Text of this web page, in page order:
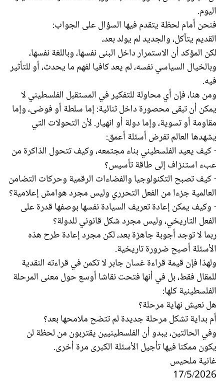
اليوم.
فنحن أمام لحظة يتقدم فيها السؤال على الجواب:
القديم يتآكل، والجديد لم يولد بعد،
لكن المؤكد أن الاستمرار داخل البنى نفسها، وباللغة نفسها،
وبالخيال السياسي نفسه، لم يعد كافيا لفهم ما يحدث، أو للتأثير
فيه.
ومن هنا، فإن أي محاولة للتفكير في المستقبل الفلسطيني لا
يمكن أن تبقى محصورة داخل ثنائية: إما سلطة أو فوضى، وإما
مقاومة أو تسوية، وإما دولة أو انهيار. لأن التحولات التي
يشهدها العالم تفرض أسئلة أعمق:
· كيف يعيد الفلسطيني بناء مجتمعه، وكيف تتحول الذاكرة من
عبء استنزاف إلى طاقة تأسيس؟
· كيف تصبح التكنولوجيا والفضاءات الرقمية وحركات التضامن
العالمية جزءا من الفعل التحرري وليس مجرد هوامش إعلامية؟
· وكيف يمكن إعادة تعريف السيادة نفسها بوصفها قدرة على
الفعل التاريخي، وليس مجرد شكل قانوني للدولة؟
ربما لا توجد أجوبة جاهزة بعد، لكن مجرد إعادة طرح هذه
الأسئلة أصبح ضرورة تاريخية.
ولهذا فإن قيمة قراءة غسان جابر لا تكمن في قراءته النقدية
للمقال فقط، بل في أنها فتحت نقاشا أوسع حول معنى المرحلة
الفلسطينية كلها:
هل نعيش نهاية مرحلة؟
أم بداية تشكل مرحلة جديدة لم تتضح ملامحها بعد؟
وفي الحالتين، يبدو أن الفلسطينيين يقتربون من لحظة لن
يكون ممكنا فيها تأجيل الأسئلة الكبرى مرة أخرى.
غانية ملحيس
17/5/2026